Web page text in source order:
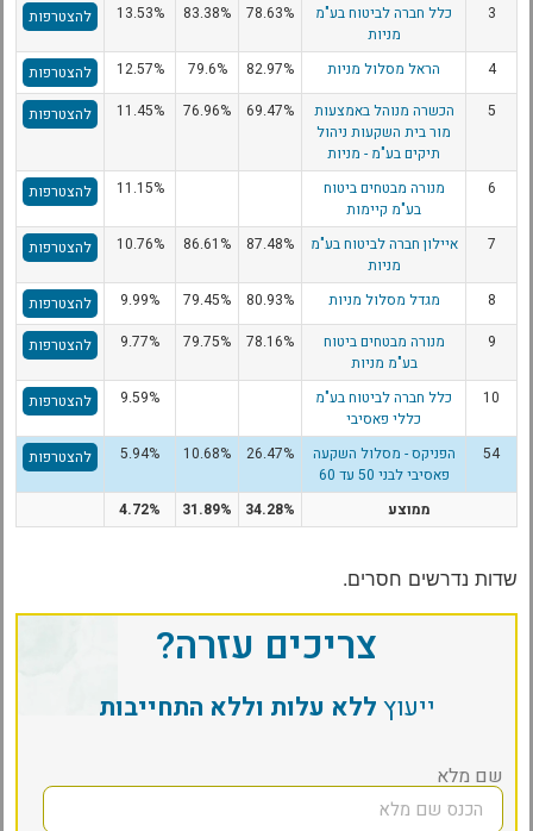
3
כלל חברה לביטוח בע"מ
מניות
78.63%
83.38%
13.53% להצטרפות
4 הראל מסלול מניות 82.97%
79.6%
12.57%
להצטרפות
5
הכשרה מנוהל באמצעות
מור בית השקעות ניהול
תיקים בע"מ - מניות
69.47%
76.96%
11.45% להצטרפות
6
מנורה מבטחים ביטוח
בע"מ קיימות
11.15% להצטרפות
7
איילון חברה לביטוח בע"מ
מניות
87.48%
86.61%
10.76% להצטרפות
8 מגדל מסלול מניות 80.93%
79.45%
9.99%
להצטרפות
9
מנורה מבטחים ביטוח
בע"מ מניות
78.16%
79.75%
9.77% להצטרפות
10
כלל חברה לביטוח בע"מ
כללי פאסיבי
9.59% להצטרפות
54
הפניקס - מסלול השקעה
פאסיבי לבני 50 עד 60
26.47%
10.68%
5.94% להצטרפות
ממוצע 34.28%
31.89%
4.72%
שדות נדרשים חסרים.
צריכים עזרה?
ייעוץללא עלות וללא התחייבות
שם מלא